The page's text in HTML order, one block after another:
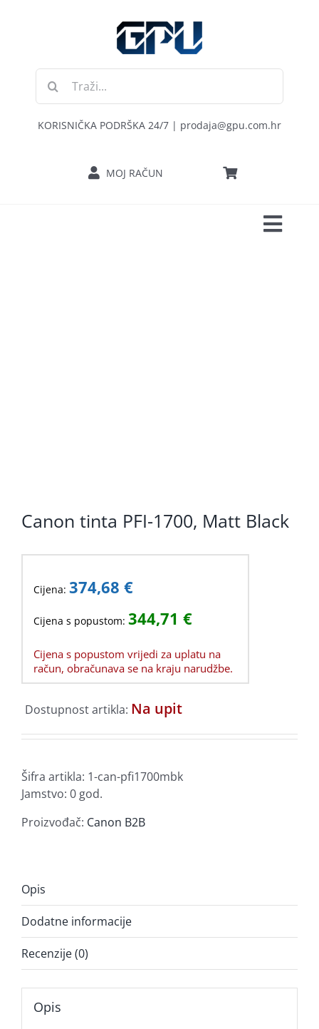
Traži...
KORISNIČKA PODRŠKA 24/7 | prodaja@gpu.com.hr
MOJ RAČUN
POTROŠAČKA ELEKTRONIKA
OSTALO
Canon tinta PFI-1700, Matt Black
Cijena: 374,68 €
Cijena s popustom: 344,71 €
Cijena s popustom vrijedi za uplatu na
račun, obračunava se na kraju narudžbe.
Dostupnost artikla: Na upit
Šifra artikla: 1-can-pfi1700mbk
Jamstvo: 0 god.
Proizvođač: Canon B2B
Opis
Dodatne informacije
Recenzije (0)
Opis